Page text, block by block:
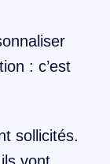
: c’est
sollicités.